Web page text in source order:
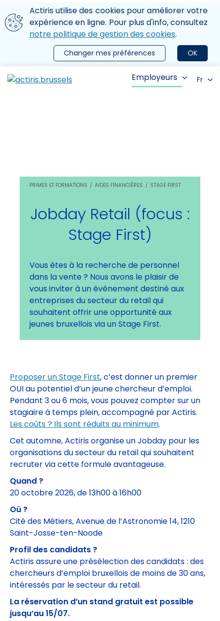
Aller au contenu principal
Nous utilisons des cookies
Actiris utilise des cookies pour améliorer votre
expérience en ligne. Pour plus d'info, consultez
notre politique de gestion des cookies.
OK
Changer mes préférences
le menu
Employeurs Fr
PRIMES ET FORMATIONS AIDES FINANCIÈRES STAGE FIRST
Jobday Retail (focus :
Stage First)
Vous êtes à la recherche de personnel
dans la vente ? Nous avons le plaisir de
vous inviter à un événement destiné aux
entreprises du secteur du retail qui
souhaitent offrir une opportunité aux
jeunes bruxellois via un Stage First.
Proposer un Stage First, c’est donner un premier
OUI au potentiel d’un jeune chercheur d’emploi.
Pendant 3 ou 6 mois, vous pouvez compter sur un
stagiaire à temps plein, accompagné par Actiris.
Les coûts ? Ils sont réduits au minimum.
Cet automne, Actiris organise un Jobday pour les
organisations du secteur du retail qui souhaitent
recruter via cette formule avantageuse.
Quand ?
20 octobre 2026, de 13h00 à 16h00
Où ?
Cité des Métiers, Avenue de l’Astronomie 14, 1210
Saint-Josse-ten-Noode
Profil des candidats ?
Actiris assure une présélection des candidats : des
chercheurs d’emploi bruxellois de moins de 30 ans,
intéressés par le secteur du retail.
La réservation d’un stand gratuit est possible
jusqu’au 15/07.